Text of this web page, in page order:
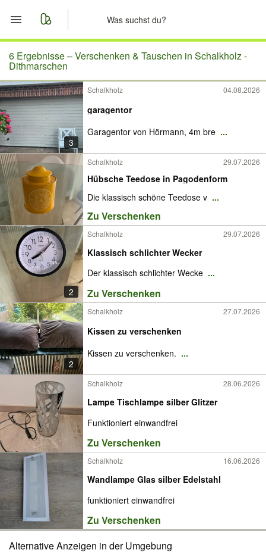
Start
Merkliste
Nachrichten
Anzeige aufgeben
6 Ergebnisse –Verschenken & Tauschen in Schalkholz -
Dithmarschen
3
Schalkholz 04.08.2026
garagentor
Garagentor von Hörmann, 4m bre ...
Schalkholz 29.07.2026
Hübsche Teedose in Pagodenform
Die klassisch schöne Teedose v ...
Zu Verschenken
2
Schalkholz 29.07.2026
Klassisch schlichter Wecker
Der klassisch schlichter Wecke ...
Zu Verschenken
2
Schalkholz 27.07.2026
Kissen zu verschenken
Kissen zu verschenken. ...
Schalkholz 28.06.2026
Lampe Tischlampe silber Glitzer
Funktioniert einwandfrei
Zu Verschenken
Schalkholz 16.06.2026
Wandlampe Glas silber Edelstahl
funktioniert einwandfrei
Zu Verschenken
Alternative Anzeigen in der Umgebung